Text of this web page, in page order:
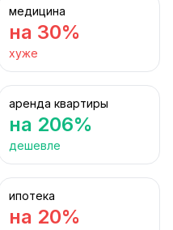
медицина
на 30%
хуже
аренда квартиры
на 206%
дешевле
ипотека
на 20%